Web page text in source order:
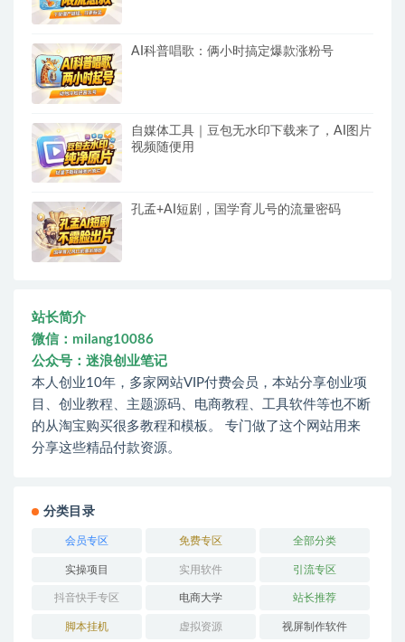
AI科普唱歌：俩小时搞定爆款涨粉号
自媒体工具｜豆包无水印下载来了，AI图片
视频随便用
孔孟+AI短剧，国学育儿号的流量密码
站长简介
微信：milang10086
公众号：迷浪创业笔记
本人创业10年，多家网站VIP付费会员，本站分享创业项
目、创业教程、主题源码、电商教程、工具软件等也不断
的从淘宝购买很多教程和模板。 专门做了这个网站用来
分享这些精品付款资源。
分类目录
会员专区 免费专区 全部分类
实操项目 实用软件 引流专区
抖音快手专区 电商大学 站长推荐
脚本挂机 虚拟资源 视屏制作软件